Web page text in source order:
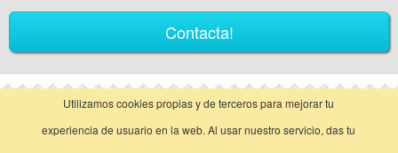
Llamar Contactar
Utilizamos cookies propias y de terceros para mejorar tu
experiencia de usuario en la web. Al usar nuestro servicio, das tu
vista clásica